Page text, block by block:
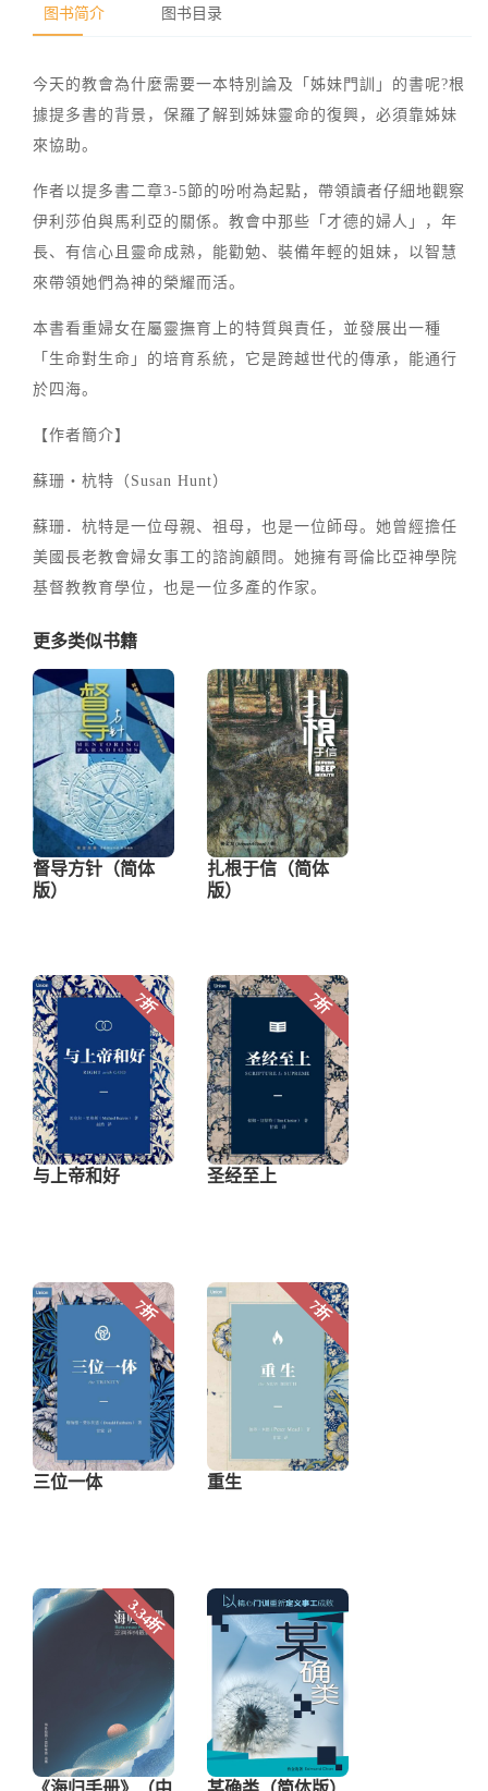
图书简介 图书目录
今天的教會為什麼需要一本特別論及「姊妹門訓」的書呢?根
據提多書的背景，保羅了解到姊妹靈命的復興，必須靠姊妹
來協助。
作者以提多書二章3-5節的吩咐為起點，帶領讀者仔細地觀察
伊利莎伯與馬利亞的關係。教會中那些「才德的婦人」，年
長、有信心且靈命成熟，能勸勉、裝備年輕的姐妹，以智慧
來帶領她們為神的榮耀而活。
本書看重婦女在屬靈撫育上的特質與責任，並發展出一種
「生命對生命」的培育系統，它是跨越世代的傳承，能通行
於四海。
【作者簡介】
蘇珊‧杭特（Susan Hunt）
蘇珊．杭特是一位母親、祖母，也是一位師母。她曾經擔任
美國長老教會婦女事工的諮詢顧問。她擁有哥倫比亞神學院
基督教教育學位，也是一位多產的作家。
更多类似书籍